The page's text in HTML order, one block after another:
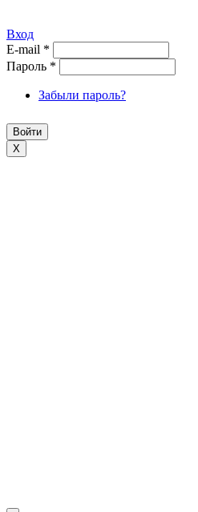
Вход
E-mail *
Пароль *
Забыли пароль?
X